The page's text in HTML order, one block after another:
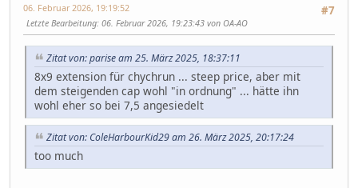
#7
06. Februar 2026, 19:19:52
Letzte Bearbeitung: 06. Februar 2026, 19:23:43 von OA-AO
Zitat von: parise am 25. März 2025, 18:37:11
8x9 extension für chychrun ... steep price, aber mit
dem steigenden cap wohl "in ordnung" ... hätte ihn
wohl eher so bei 7,5 angesiedelt
Zitat von: ColeHarbourKid29 am 26. März 2025, 20:17:24
too much